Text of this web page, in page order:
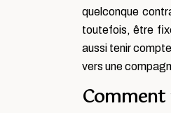
quelconque
toutefois, être
aussi tenir
vers une